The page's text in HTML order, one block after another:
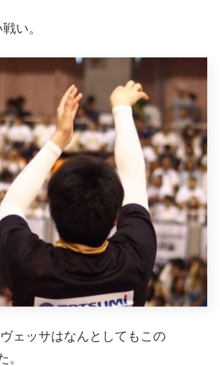
い。
ェッサはなんとしてもこの
。